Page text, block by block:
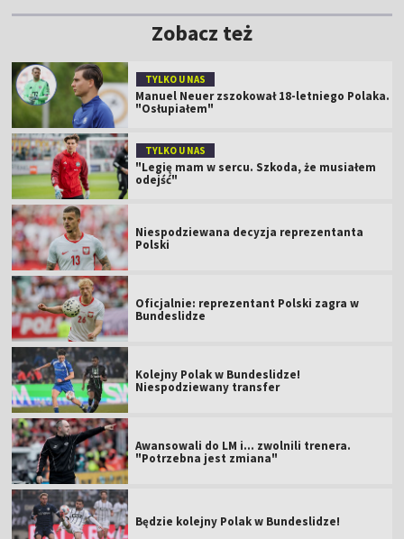
Zobacz też
TYLKO U NAS
Manuel Neuer zszokował 18-letniego Polaka.
"Osłupiałem"
TYLKO U NAS
"Legię mam w sercu. Szkoda, że musiałem
odejść"
Niespodziewana decyzja reprezentanta
Polski
Oficjalnie: reprezentant Polski zagra w
Bundeslidze
Kolejny Polak w Bundeslidze!
Niespodziewany transfer
Awansowali do LM i... zwolnili trenera.
"Potrzebna jest zmiana"
Będzie kolejny Polak w Bundeslidze!